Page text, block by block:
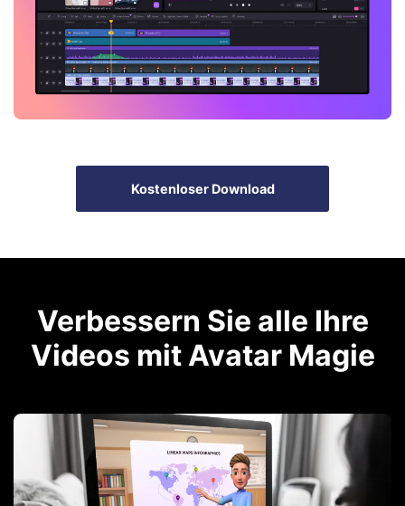
Kostenloser Download
Verbessern Sie alle Ihre
Videos mit Avatar Magie